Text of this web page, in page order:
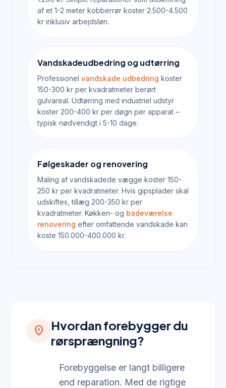
af et 1-2 meter kobberrør koster 2.500-4.500
kr inklusiv arbejdsløn.
Vandskadeudbedring og udtørring
Professionel vandskade udbedring koster
150-300 kr per kvadratmeter berørt
gulvareal. Udtørring med industriel udstyr
koster 200-400 kr per døgn per apparat –
typisk nødvendigt i 5-10 dage.
Følgeskader og renovering
Maling af vandskadede vægge koster 150-
250 kr per kvadratmeter. Hvis gipsplader skal
udskiftes, tillæg 200-350 kr per
kvadratmeter. Køkken- og badeværelse
renovering efter omfattende vandskade kan
koste 150.000-400.000 kr.
location_on
Hvordan forebygger du
rørsprængning?
Forebyggelse er langt billigere
end reparation. Med de rigtige